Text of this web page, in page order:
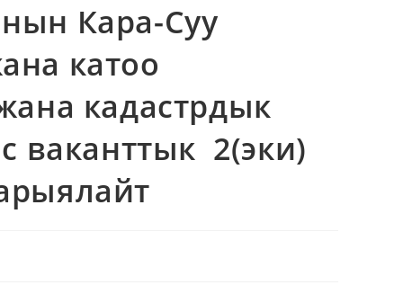
Кара-Суу
катоо
кадастрдык
ваканттык 2(эки)